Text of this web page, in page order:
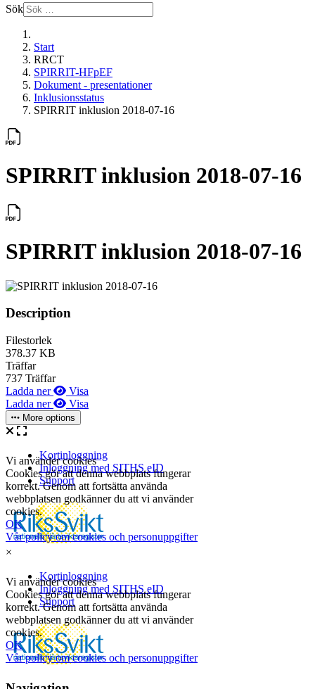
Sök
Start
RRCT
SPIRRIT-HFpEF
Dokument - presentationer
Inklusionsstatus
SPIRRIT inklusion 2018-07-16
SPIRRIT inklusion 2018-07-16
SPIRRIT inklusion 2018-07-16
Description
Filestorlek
378.37 KB
Träffar
737 Träffar
Ladda ner
Visa
Ladda ner
Visa
More options
×